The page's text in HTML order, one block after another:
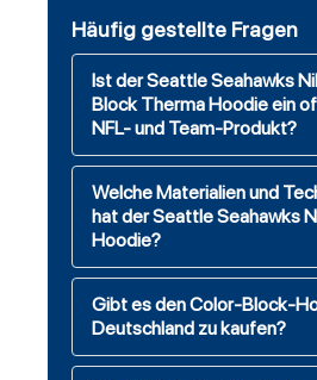
Häufig gestellte Fragen
Ist der Seattle Seahawks
Block Therma Hoodie ein
NFL- und Team-Produkt?
Welche Materialien und
hat der Seattle Seahawks
Hoodie?
Gibt es den Color-Block-
Deutschland zu kaufen?